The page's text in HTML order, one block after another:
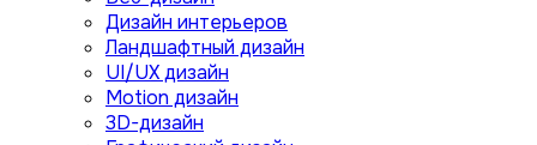
Дизайн интерьеров
Ландшафтный дизайн
UI/UX дизайн
Motion дизайн
3D-дизайн